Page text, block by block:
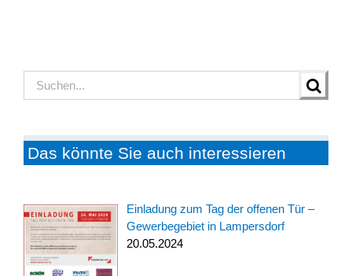
Suche
Das könnte Sie auch interessieren
Einladung zum Tag der offenen Tür –
Gewerbegebiet in Lampersdorf
20.05.2024